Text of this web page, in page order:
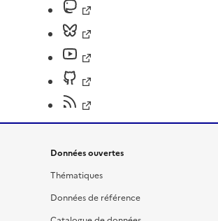
Données ouvertes
Thématiques
Données de référence